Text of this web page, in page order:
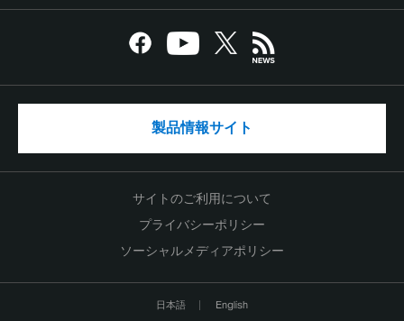
製品情報サイト
サイトのご利用について
プライバシーポリシー
ソーシャルメディアポリシー
日本語 English